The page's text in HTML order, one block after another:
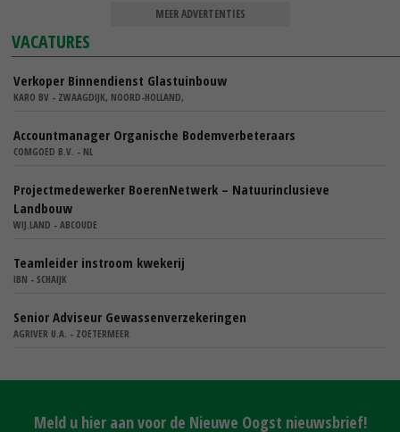
MEER ADVERTENTIES
VACATURES
Verkoper Binnendienst Glastuinbouw
KARO BV - ZWAAGDIJK, NOORD-HOLLAND,
Accountmanager Organische Bodemverbeteraars
COMGOED B.V. - NL
Projectmedewerker BoerenNetwerk – Natuurinclusieve
Landbouw
WIJ.LAND - ABCOUDE
Teamleider instroom kwekerij
IBN - SCHAIJK
Senior Adviseur Gewassenverzekeringen
AGRIVER U.A. - ZOETERMEER
Meld u hier aan voor de Nieuwe Oogst nieuwsbrief!